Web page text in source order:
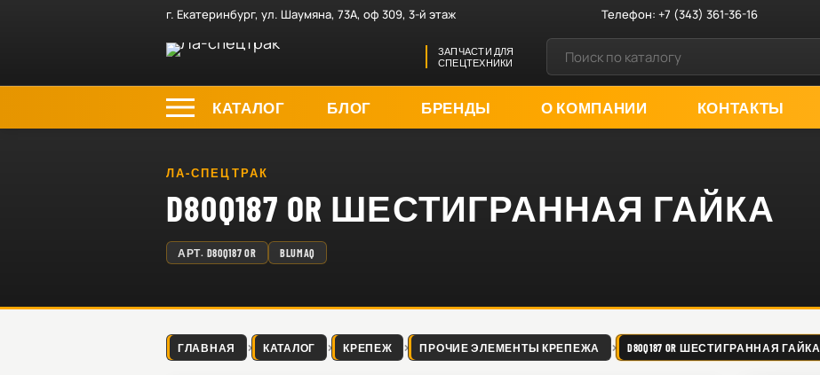
г. Екатеринбург, ул. Шаумяна, 73А, оф 309, 3-й этаж Телефон:+7 (343) 361-36-16
ЗАПЧАСТИ ДЛЯ
СПЕЦТЕХНИКИ
КАТАЛОГ БЛОГ БРЕНДЫ О КОМПАНИИ КОНТАКТЫ
ЛА-СПЕЦТРАК
D80Q187 OR ШЕСТИГРАННАЯ ГАЙКА
АРТ. D80Q187 OR BLUMAQ
ГЛАВНАЯ КАТАЛОГ КРЕПЕЖ ПРОЧИЕ ЭЛЕМЕНТЫ КРЕПЕЖА D80Q187 OR ШЕСТИГРАННАЯ ГАЙКА